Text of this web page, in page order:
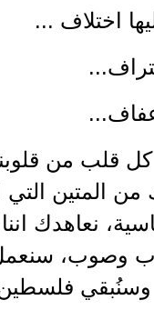
اختلاف ...
كل قلب من
المتين التي
نعاهدك
وصوب،
وسنُبقي فلسطين